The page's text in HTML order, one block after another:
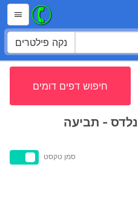
נקה פילטרים
חיפוש דפים דומים
- תביעה
סמן טקסט